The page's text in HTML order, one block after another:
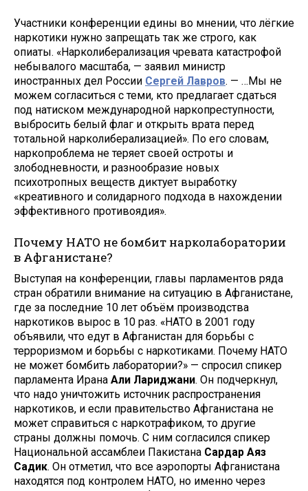
Участники конференции едины во мнении, что лёгкие
наркотики нужно запрещать так же строго, как
опиаты. «Нарколиберализация чревата катастрофой
небывалого масштаба, — заявил министр
иностранных дел России Сергей Лавров. — …Мы не
можем согласиться с теми, кто предлагает сдаться
под натиском международной наркопреступности,
выбросить белый флаг и открыть врата перед
тотальной нарколиберализацией». По его словам,
наркопроблема не теряет своей остроты и
злободневности, и разнообразие новых
психотропных веществ диктует выработку
«креативного и солидарного подхода в нахождении
эффективного противоядия».
Почему НАТО не бомбит нарколаборатории
в Афганистане?
Выступая на конференции, главы парламентов ряда
стран обратили внимание на ситуацию в Афганистане,
где за последние 10 лет объём производства
наркотиков вырос в 10 раз. «НАТО в 2001 году
объявили, что едут в Афганистан для борьбы с
терроризмом и борьбы с наркотиками. Почему НАТО
не может бомбить лаборатории?» — спросил спикер
парламента Ирана Али Лариджани. Он подчеркнул,
что надо уничтожить источник распространения
наркотиков, и если правительство Афганистана не
может справиться с наркотрафиком, то другие
страны должны помочь. С ним согласился спикер
Национальной ассамблеи Пакистана Сардар Аяз
Садик. Он отметил, что все аэропорты Афганистана
находятся под контролем НАТО, но именно через